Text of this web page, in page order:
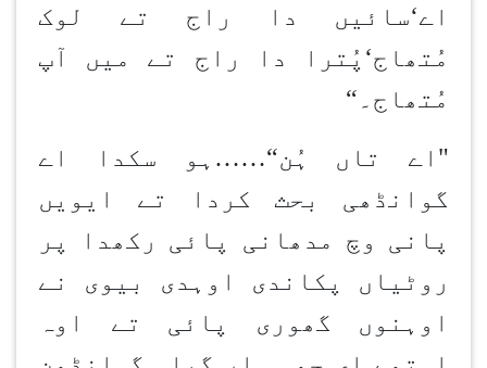
اے‘سائیں دا راج تے لوک
مُتھاج‘ پُترا دا راج تے میں آپ
مُتھاج۔ “
"اے تاں ہُن……“ ہو سکدا اے
گوانڈھی بحث کردا تے ایویں
پانی وچ مدھانی پائی رکھدا پر
روٹیاں پکاندی اوہدی بیوی نے
اوہنوں گھوری پائی تے اوہ